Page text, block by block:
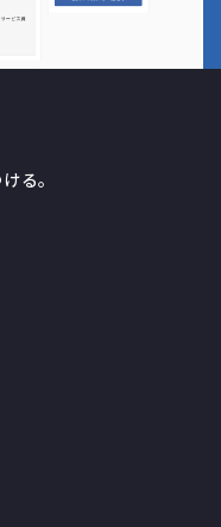
る。